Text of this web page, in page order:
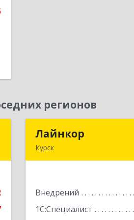
регионов
Лайнкор
Курск
Внедрений
1С:Специалист